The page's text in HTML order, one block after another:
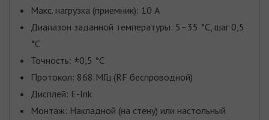
Макс. нагрузка (приемник): 10 А
Диапазон заданной температуры: 5–35 °C, шаг 0,5
°C
Точность: ±0,5 °C
Протокол: 868 МГц (RF беспроводной)
Дисплей: E-Ink
Монтаж: Накладной (на стену) или настольный